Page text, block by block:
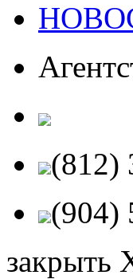
(812)
(904)
закрыть